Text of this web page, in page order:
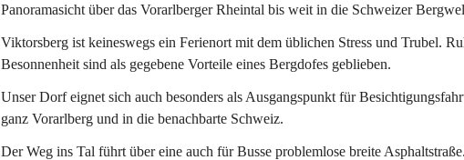
Panoramasicht über das Vorarlberger Rheintal bis weit in die Schweizer
Viktorsberg ist keineswegs ein Ferienort mit dem üblichen Stress und Trubel.
Besonnenheit sind als gegebene Vorteile eines Bergdofes geblieben.
Unser Dorf eignet sich auch besonders als Ausgangspunkt für
ganz Vorarlberg und in die benachbarte Schweiz.
Der Weg ins Tal führt über eine auch für Busse problemlose breite